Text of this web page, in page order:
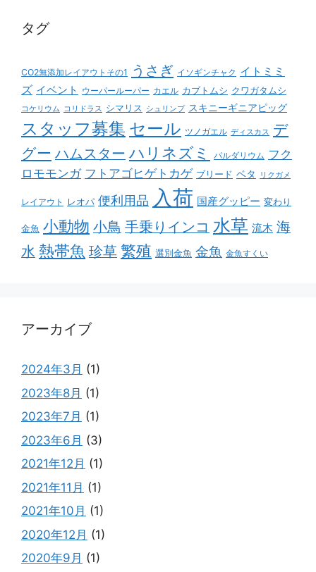
タグ
CO2無添加レイアウトその1 うさぎ イソギンチャク イトミミ
ズ イベント ウーパールーパー カエル カブトムシ クワガタムシ
コケリウム コリドラス シマリス シュリンプ スキニーギニアピッグ
スタッフ募集 セール ツノガエル ディスカス デ
グー ハムスター ハリネズミ パルダリウム フク
ロモモンガ フトアゴヒゲトカゲ ブリード ベタ リクガメ
レイアウト レオパ 便利用品 入荷 国産グッピー 変わり
金魚 小動物 小鳥 手乗りインコ 水草 流木 海
水 熱帯魚 珍草 繁殖 選別金魚 金魚 金魚すくい
アーカイブ
2024年3月 (1)
2023年8月 (1)
2023年7月 (1)
2023年6月 (3)
2021年12月 (1)
2021年11月 (1)
2021年10月 (1)
2020年12月 (1)
2020年9月 (1)